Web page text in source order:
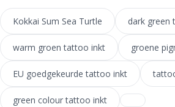
Kokkai Sum Sea Turtle dark green
warm groen tattoo inkt groene
EU goedgekeurde tattoo inkt
green colour tattoo inkt